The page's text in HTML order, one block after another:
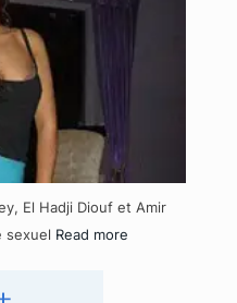
El Hadji Diouf et Amir
sexuel Read more